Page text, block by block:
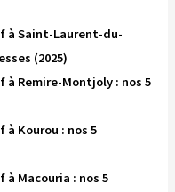
à Saint-Laurent-du-
(2025)
à Remire-Montjoly : nos 5
Kourou : nos 5
Macouria : nos 5